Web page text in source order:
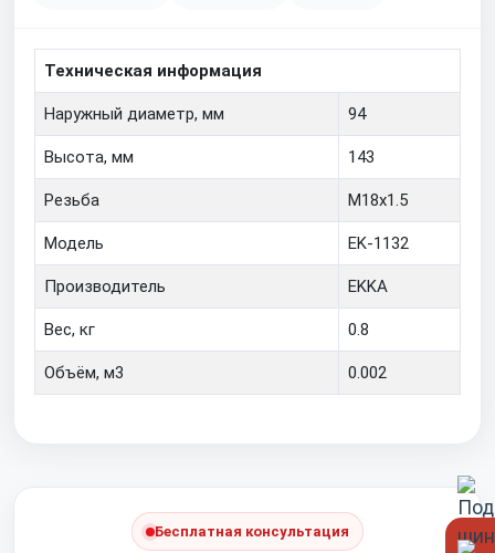
Техническая информация
Наружный диаметр, мм 94
Высота, мм 143
Резьба M18x1.5
Модель EK-1132
Производитель EKKA
Вес, кг 0.8
Объём, м3 0.002
Бесплатная консультация